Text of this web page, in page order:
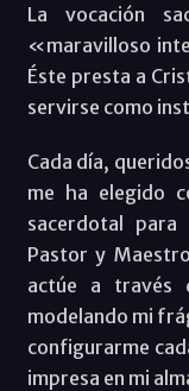
La vocación
«maravilloso
Éste presta a
servirse como
Cada día,
me ha elegido
sacerdotal
Pastor y
actúe a través
modelando mi
configurarme
impresa en mi